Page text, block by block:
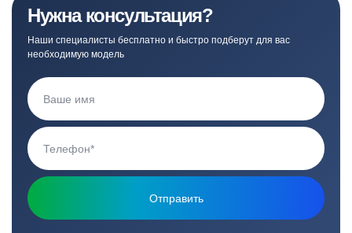
Нужна консультация?
Наши специалисты бесплатно и быстро подберут для вас
необходимую модель